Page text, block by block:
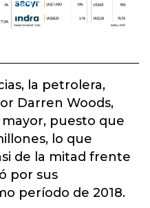
la petrolera,
Darren Woods,
puesto que
lo que
de la mitad frente
por sus
período de 2018.